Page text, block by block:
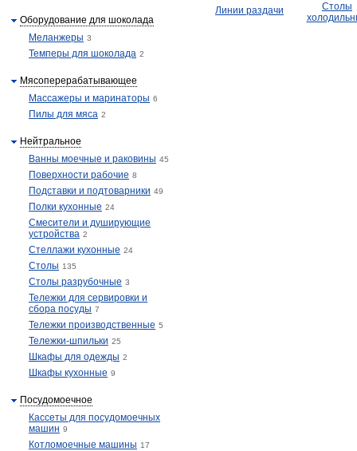
Линии раздачи
Столы
Оборудование для шоколада
Меланжеры 3
Темперы для шоколада 2
Мясоперерабатывающее
Массажеры и маринаторы 6
Пилы для мяса 2
Нейтральное
Ванны моечные и раковины 45
Поверхности рабочие 8
Подставки и подтоварники 49
Полки кухонные 24
Смесители и душирующие
устройства 2
Стеллажи кухонные 24
Столы 135
Столы разрубочные 3
Тележки для сервировки и
сбора посуды 7
Тележки производственные 5
Тележки-шпильки 25
Шкафы для одежды 2
Шкафы кухонные 9
Посудомоечное
Кассеты для посудомоечных
машин 9
Котломоечные машины 17